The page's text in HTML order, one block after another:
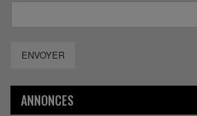
ENVOYER
ANNONCES